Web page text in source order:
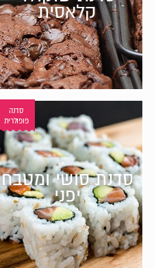
קלאסית
סדנה
פופולרית
סדנת סושי ומטבח
יפני